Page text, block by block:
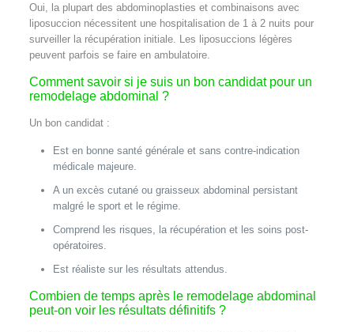
Oui, la plupart des abdominoplasties et combinaisons avec
liposuccion nécessitent une hospitalisation de 1 à 2 nuits pour
surveiller la récupération initiale. Les liposuccions légères
peuvent parfois se faire en ambulatoire.
Comment savoir si je suis un bon candidat pour un
remodelage abdominal ?
Un bon candidat :
Est en bonne santé générale et sans contre-indication
médicale majeure.
A un excès cutané ou graisseux abdominal persistant
malgré le sport et le régime.
Comprend les risques, la récupération et les soins post-
opératoires.
Est réaliste sur les résultats attendus.
Combien de temps après le remodelage abdominal
peut-on voir les résultats définitifs ?